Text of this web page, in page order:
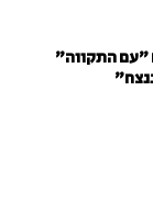
התקווה״